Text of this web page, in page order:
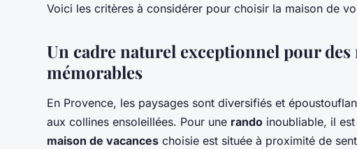
Voici les critères à considérer pour choisir la maison de
Un cadre naturel exceptionnel pour des
mémorables
En Provence, les paysages sont diversifiés et
aux collines ensoleillées. Pour une rando inoubliable, il
maison de vacances choisie est située à proximité de